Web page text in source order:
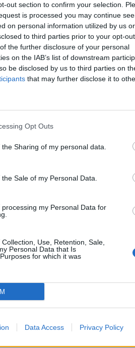
out section to confirm your selection.
is processed you may continue
on personal information utilized by us or
to third parties prior to your opt-
the further disclosure of your personal
on the IAB’s list of downstream
be disclosed by us to third parties on
that may further disclose it to
Opt Outs
Sharing of my personal data.
Sale of my Personal Data.
my Personal Data for
Use, Retention, Sale,
Personal Data that Is
for which it was
Data Access Privacy Policy
lub Niemcy? Za zjazd z
srogi mandat
jako środek transportu
Austrię i Niemcy muszą jednak
w sezonie urlopowym. W
przepisów grożą wysokie kary.